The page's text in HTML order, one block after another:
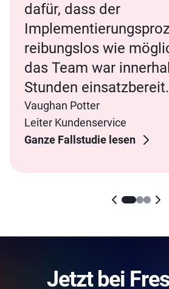
dafür, dass der
reibungslos wie
das Team war
Stunden einsatzbereit.
Vaughan Potter
Leiter Kundenservice
Ganze Fallstudie lesen
Jetzt bei